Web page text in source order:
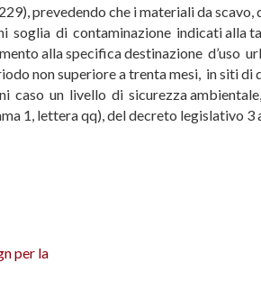
prevedendo che i materiali da
soglia di contaminazione indicati alla
alla specifica destinazione d’uso
non superiore a trenta mesi, in siti di
caso un livello di sicurezza
1, lettera qq), del decreto legislativo 3
per la